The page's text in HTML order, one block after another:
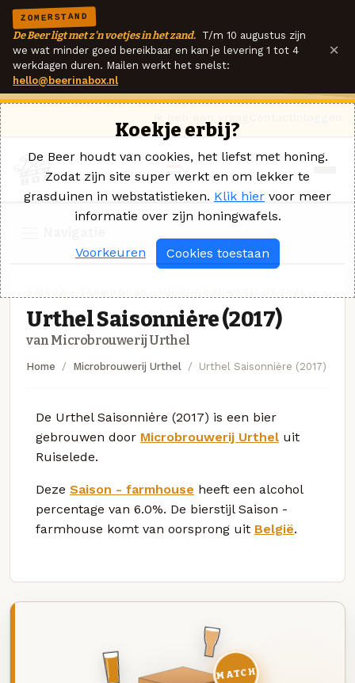
ZOMERSTAND
De Beer ligt met z'n voetjes in het zand. T/m 10 augustus zijn
we wat minder goed bereikbaar en kan je levering 1 tot 4
werkdagen duren. Mailen werkt het snelst:
hello@beerinabox.nl
×
Urthel Saisonniėre (2017)
van Microbrouwerij Urthel
Home Microbrouwerij Urthel Urthel Saisonniėre (2017)
De Urthel Saisonniėre (2017) is een bier
gebrouwen door Microbrouwerij Urthel uit
Ruiselede.
Deze Saison - farmhouse heeft een alcohol
percentage van 6.0%. De bierstijl Saison -
farmhouse komt van oorsprong uit België.
MATCH
Koekje erbij?
De Beer houdt van cookies, het liefst met honing.
Zodat zijn site super werkt en om lekker te
grasduinen in webstatistieken. Klik hier voor meer
informatie over zijn honingwafels.
Voorkeuren Cookies toestaan